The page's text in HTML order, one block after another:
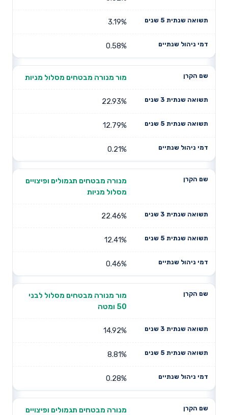
3.19%
0.58%
מור מנורה מבטחים מסלול מניות
22.93%
12.79%
0.21%
מנורה מבטחים תגמולים ופיצויים
מסלול מניות
22.46%
12.41%
0.46%
מור מנורה מבטחים מסלול לבני
50 ומטה
14.92%
8.81%
0.28%
מנורה מבטחים תגמולים ופיצויים